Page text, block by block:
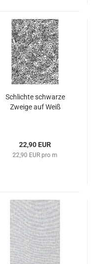
Schlichte schwarze
Zweige auf Weiß
22,90 EUR
22,90 EUR pro m